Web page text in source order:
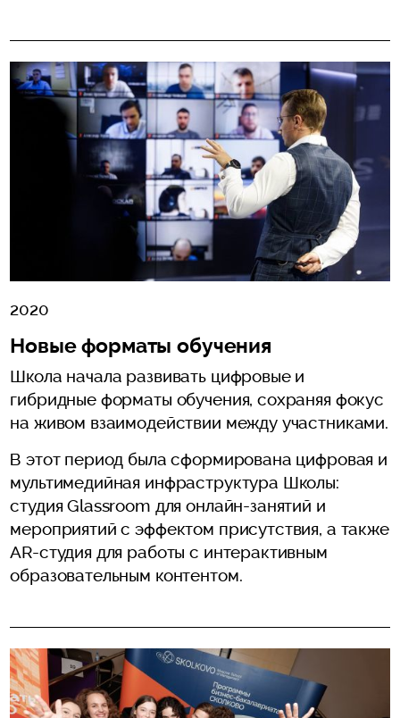
2020
Новые форматы обучения
Школа начала развивать цифровые и
гибридные форматы обучения, сохраняя фокус
на живом взаимодействии между участниками.
В этот период была сформирована цифровая и
мультимедийная инфраструктура Школы:
студия Glassroom для онлайн-занятий и
мероприятий с эффектом присутствия, а также
AR-студия для работы с интерактивным
образовательным контентом.